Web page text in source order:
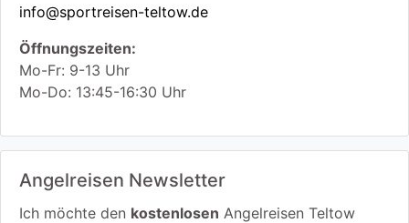
info@sportreisen-teltow.de
Öffnungszeiten:
Mo-Fr: 9-13 Uhr
Mo-Do: 13:45-16:30 Uhr
Angelreisen Newsletter
Ich möchte den kostenlosen Angelreisen Teltow